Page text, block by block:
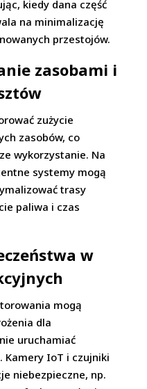
kiedy dana część
na minimalizację
przestojów.
zasobami i
zużycie
zasobów, co
wykorzystanie. Na
systemy mogą
trasy
paliwa i czas
w
mogą
dla
uruchamiać
Kamery IoT i czujniki
niebezpieczne, np.